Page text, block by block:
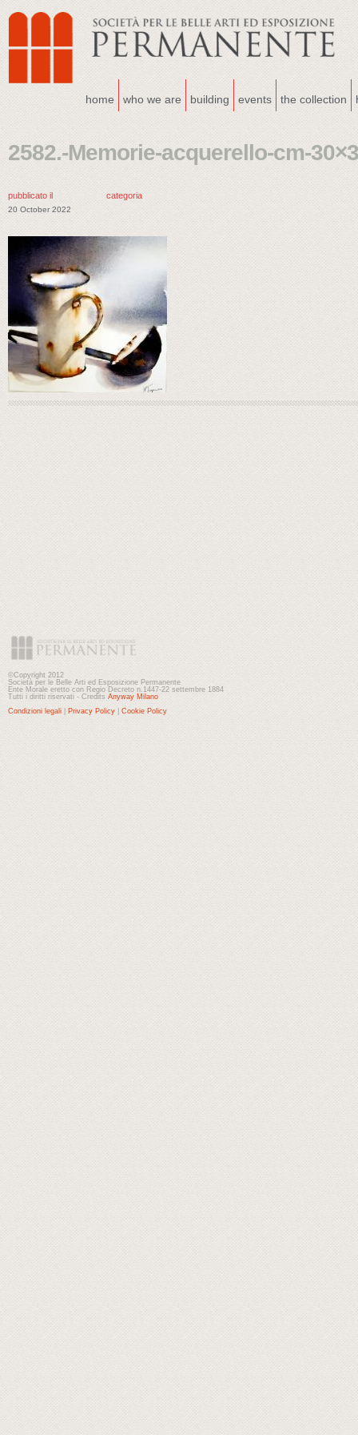
home who we are building events the collection
2582.-Memorie-acquerello-cm-
pubblicato il
20 October 2022
categoria
©Copyright 2012
Società per le Belle Arti ed Esposizione Permanente
Ente Morale eretto con Regio Decreto n.1447-22 settembre 1884
Tutti i diritti riservati - Credits Anyway Milano
Condizioni legali
Privacy Policy Cookie Policy